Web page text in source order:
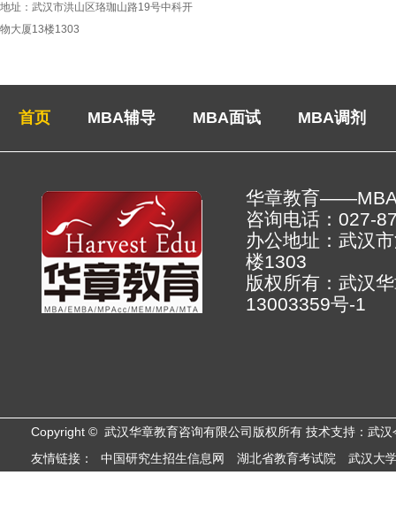
地址：武汉市洪山区珞珈山路19号中科开
物大厦13楼1303
首页 MBA辅导 MBA面试 MBA调剂
华章教育
咨询电话：027-
办公地址：武汉
楼
版权所有：武汉
13003359号-1
Copyright © 武汉华章教育咨询有限公司版权所有 技术支持：武汉
友情链接：
中国研究生招生信息网 湖北省教育考试院 武汉大